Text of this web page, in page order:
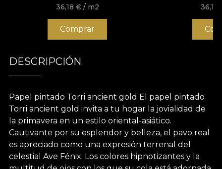
36,18 € / m2
Comprar
36,18
DESCRIPCIÓN
Papel pintado Torri ancient gold El papel pintado
Torri ancient gold invita a tu hogar la jovialidad de
la primavera en un estilo oriental-asiático.
Cautivante por su esplendor y belleza, el pavo real
es apreciado como una expresión terrenal del
celestial Ave Fénix. Los colores hipnotizantes y la